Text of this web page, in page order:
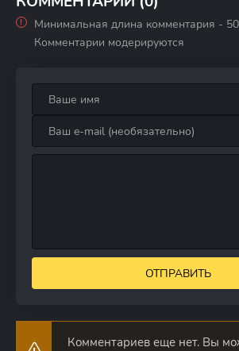
Минимальная длина комментария -
Комментарии модерируются
ОТПРАВИТЬ
Комментариев еще нет. Вы